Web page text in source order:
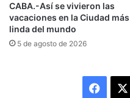
CABA.-Así se vivieron las
vacaciones en la Ciudad más
linda del mundo
5 de agosto de 2026